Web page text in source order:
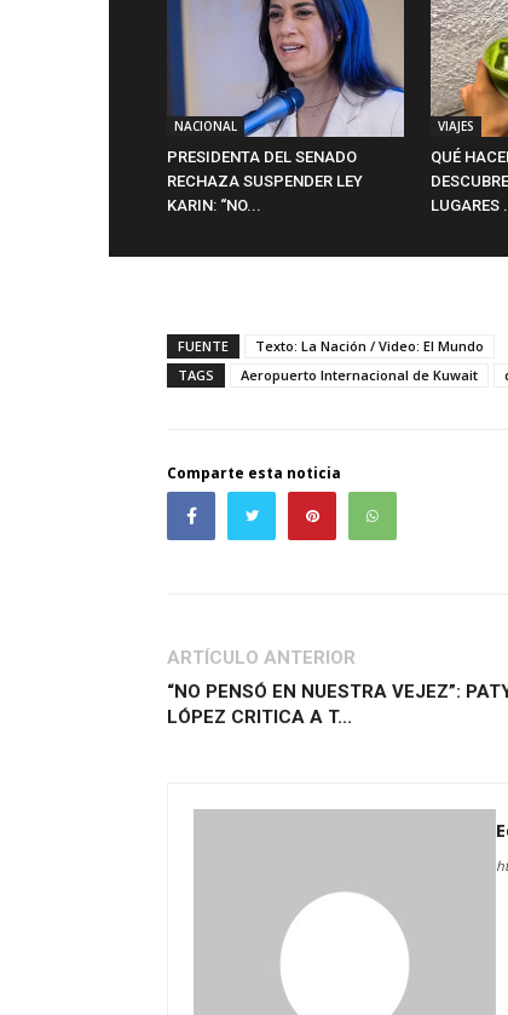
NACIONAL
PRESIDENTA DEL SENADO
RECHAZA SUSPENDER LEY
KARIN: “NO...
VIAJES
QUÉ
LUGARES
FUENTE
Texto: La Nación / Video: El Mundo
TAGS
Aeropuerto Internacional de Kuwait
Comparte esta noticia
ARTÍCULO ANTERIOR
“NO PENSÓ EN NUESTRA VEJEZ”:
LÓPEZ CRITICA A T...